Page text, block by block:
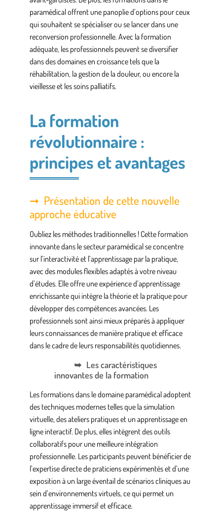
paramédical offrent une panoplie d’options pour ceux
qui souhaitent se spécialiser ou se lancer dans une
reconversion professionnelle. Avec la formation
adéquate, les professionnels peuvent se diversifier
dans des domaines en croissance tels que la
réhabilitation, la gestion de la douleur, ou encore la
vieillesse et les soins palliatifs.
La formation
révolutionnaire :
principes et avantages
Présentation de cette nouvelle
approche éducative
Oubliez les méthodes traditionnelles ! Cette formation
innovantedans le secteur paramédical se concentre
sur l’interactivité et l’apprentissage par la pratique,
avec des modules flexibles adaptés à votre niveau
d’études. Elle offre une expérience d’apprentissage
enrichissante qui intègre la théorie et la pratique pour
développer des compétences avancées. Les
professionnels sont ainsi mieux préparés à appliquer
leurs connaissances de manière pratique et efficace
dans le cadre de leurs responsabilités quotidiennes.
Les caractéristiques
innovantes de la formation
Les formations dans le domaine paramédical adoptent
des techniques modernes telles que la simulation
virtuelle, des ateliers pratiques et un apprentissage en
ligne interactif. De plus, elles intègrent des outils
collaboratifs pour une meilleure intégration
professionnelle. Les participants peuvent bénéficier de
l’expertise directe de praticiens expérimentés et d’une
exposition à un large éventail de scénarios cliniques au
sein d’environnements virtuels, ce qui permet un
apprentissage immersif et efficace.